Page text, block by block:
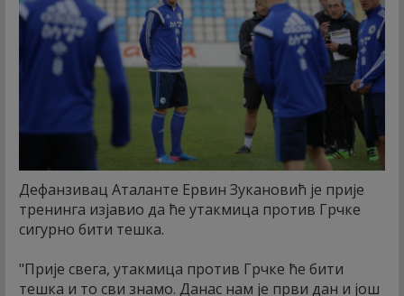
Дефанзивац Аталанте Ервин Зукановић је прије
тренинга изјавио да ће утакмица против Грчке
сигурно бити тешка.
"Прије свега, утакмица против Грчке ће бити
тешка и то сви знамо. Данас нам је први дан и још